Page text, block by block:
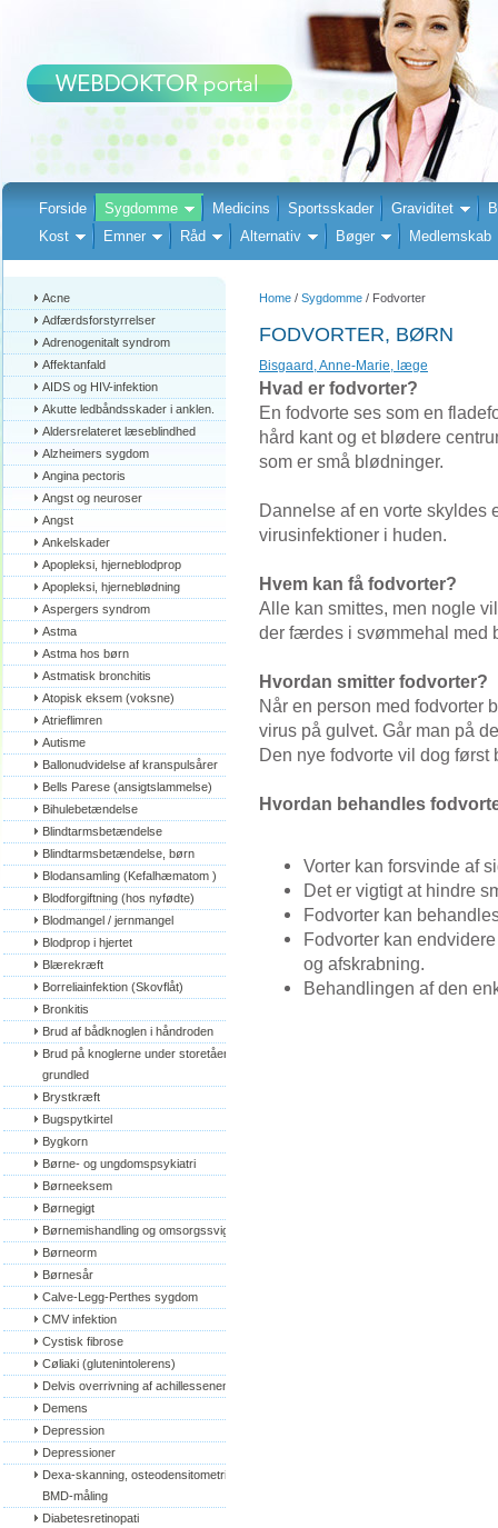
Forside Sygdomme Medicins Sportsskader Graviditet
Kost
Emner Råd Alternativ Bøger Medlemskab
Acne
Adfærdsforstyrrelser
Adrenogenitalt syndrom
Affektanfald
AIDS og HIV-infektion
Akutte ledbåndsskader i anklen.
Aldersrelateret læseblindhed
Alzheimers sygdom
Angina pectoris
Angst og neuroser
Angst
Ankelskader
Apopleksi, hjerneblodprop
Apopleksi, hjerneblødning
Aspergers syndrom
Astma
Astma hos børn
Astmatisk bronchitis
Atopisk eksem (voksne)
Atrieflimren
Autisme
Ballonudvidelse af kranspulsårer
Bells Parese (ansigtslammelse)
Bihulebetændelse
Blindtarmsbetændelse
Blindtarmsbetændelse, børn
Blodansamling (Kefalhæmatom )
Blodforgiftning (hos nyfødte)
Blodmangel / jernmangel
Blodprop i hjertet
Blærekræft
Borreliainfektion (Skovflåt)
Bronkitis
Brud af bådknoglen i håndroden
Brud på knoglerne under storetåens
grundled
Brystkræft
Bugspytkirtel
Bygkorn
Børne- og ungdomspsykiatri
Børneeksem
Børnegigt
Børnemishandling og omsorgssvigt
Børneorm
Børnesår
Calve-Legg-Perthes sygdom
CMV infektion
Cystisk fibrose
Cøliaki (glutenintolerens)
Delvis overrivning af achillessenen
Demens
Depression
Depressioner
Dexa-skanning, osteodensitometri,
BMD-måling
Diabetesretinopati
Home / Sygdomme / Fodvorter
FODVORTER, BØRN
Bisgaard, Anne-Marie, læge
Hvad er fodvorter?
En fodvorte ses som en
hård kant og et blødere
som er små blødninger.
Dannelse af en vorte skyldes
virusinfektioner i huden.
Hvem kan få fodvorter?
Alle kan smittes, men nogle
der færdes i svømmehal med
Hvordan smitter fodvorter?
Når en person med fodvorter
virus på gulvet. Går man på
Den nye fodvorte vil dog først
Hvordan behandles
Vorter kan forsvinde af
Det er vigtigt at hindre
Fodvorter kan
Fodvorter kan
og afskrabning.
Behandlingen af den